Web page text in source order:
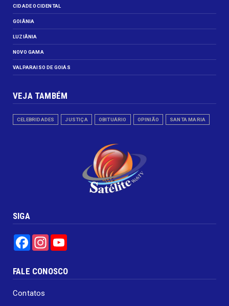
CIDADE OCIDENTAL
GOIÂNIA
LUZIÂNIA
NOVO GAMA
VALPARAISO DE GOIÁS
VEJA TAMBÉM
CELEBRIDADES JUSTIÇA OBITUÁRIO OPINIÃO SANTA MARIA
SIGA
FacebookInstagram
FALE CONOSCO
Contatos